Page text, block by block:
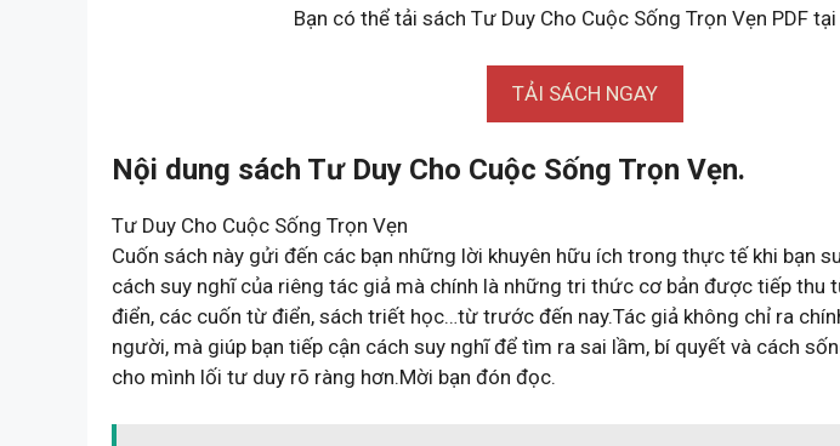
Bạn có thể tải sách Tư Duy Cho Cuộc Sống Trọn Vẹn PDF tại
TẢI SÁCH NGAY
Nội dung sách Tư Duy Cho Cuộc Sống Trọn Vẹn.
Tư Duy Cho Cuộc Sống Trọn Vẹn
Cuốn sách này gửi đến các bạn những lời khuyên hữu ích trong thực tế khi bạn
cách suy nghĩ của riêng tác giả mà chính là những tri thức cơ bản được tiếp thu
điển, các cuốn từ điển, sách triết học…từ trước đến nay.Tác giả không chỉ ra
người, mà giúp bạn tiếp cận cách suy nghĩ để tìm ra sai lầm, bí quyết và cách
cho mình lối tư duy rõ ràng hơn.Mời bạn đón đọc.